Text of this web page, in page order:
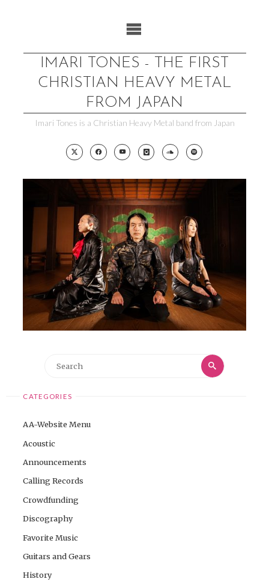
IMARI TONES - THE FIRST
CHRISTIAN HEAVY METAL
FROM JAPAN
Imari Tones is a Christian Heavy Metal band from Japan
Search
Search
CATEGORIES
AA-Website Menu
Acoustic
Announcements
Calling Records
Crowdfunding
Discography
Favorite Music
Guitars and Gears
History